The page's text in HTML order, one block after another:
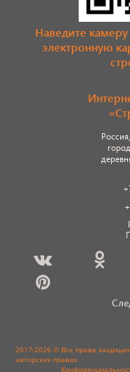
Наведите
электронную
2017-2026 © Все права
авторских правах.